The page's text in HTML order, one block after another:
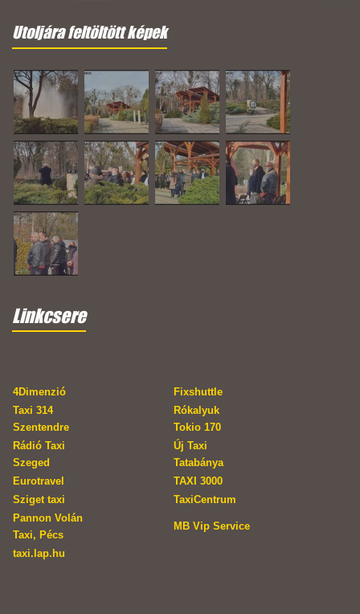
Utoljára feltöltött képek
Linkcsere
4Dimenzió
Fixshuttle
Taxi 314
Szentendre
Rókalyuk
Tokio 170
Rádió Taxi
Szeged
Új Taxi
Tatabánya
Eurotravel
TAXI 3000
Sziget taxi
TaxiCentrum
Pannon Volán
Taxi, Pécs
MB Vip Service
taxi.lap.hu